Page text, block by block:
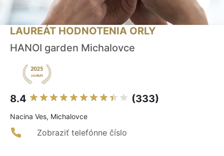
LAUREÁT HODNOTENIA ORLY
HANOI garden Michalovce
8.4 (333)
Nacina Ves, Michalovce
Zobraziť telefónne číslo